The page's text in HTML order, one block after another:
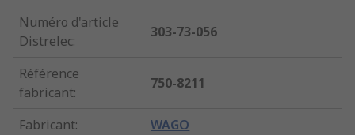
Numéro d'article
Distrelec:
303-73-056
Référence
fabricant:
750-8211
Fabricant: WAGO